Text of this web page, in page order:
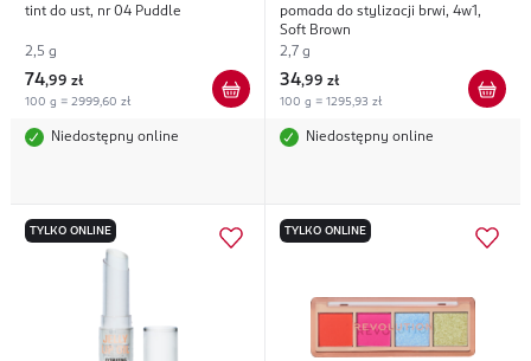
tint do ust, nr 04 Puddle
2,5 g
74,99 zł
100 g = 2999,60 zł
Niedostępny online
pomada do stylizacji brwi, 4w1,
Soft Brown
2,7 g
34,99 zł
100 g = 1295,93 zł
Niedostępny online
TYLKO ONLINE TYLKO ONLINE